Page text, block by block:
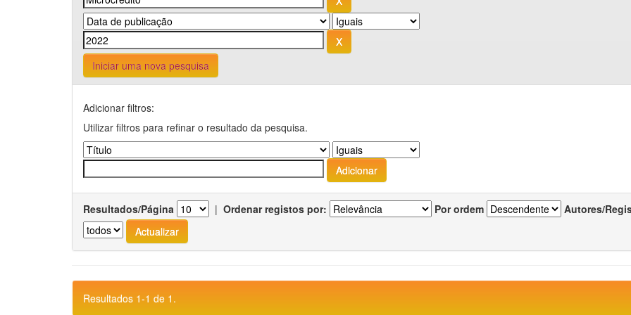
Iniciar uma nova pesquisa
Adicionar filtros:
Utilizar filtros para refinar o resultado da pesquisa.
Resultados/Página | Ordenar registos por: Por ordem Autores/
Resultados 1-1 de 1.